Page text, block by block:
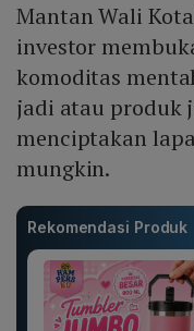
Mantan Wali
investor
komoditas
jadi atau produk
menciptakan
mungkin.
Rekomendasi Produk